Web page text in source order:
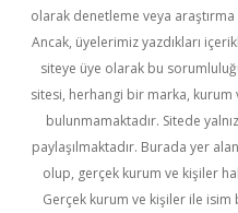
olarak denetleme veya
Ancak, üyelerimiz yazdıkları
siteye üye olarak bu
sitesi, herhangi bir marka, kurum
bulunmamaktadır. Sitede
paylaşılmaktadır. Burada yer
olup, gerçek kurum ve kişiler
Gerçek kurum ve kişiler ile